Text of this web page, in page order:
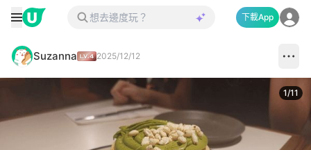
下載App
Suzanna 2025/12/12
1/11